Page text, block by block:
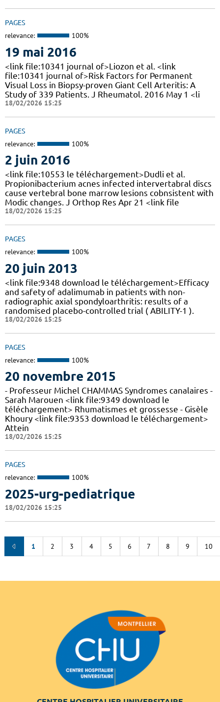
PAGES
relevance: 100%
19 mai 2016
<link file:10341 journal of>Liozon et al. <link
file:10341 journal of>Risk Factors for Permanent
Visual Loss in Biopsy-proven Giant Cell Arteritis: A
Study of 339 Patients. J Rheumatol. 2016 May 1 <li
18/02/2026 15:25
PAGES
relevance: 100%
2 juin 2016
<link file:10553 le téléchargement>Dudli et al.
Propionibacterium acnes infected intervertabral discs
cause vertebral bone marrow lesions cobnsistent with
Modic changes. J Orthop Res Apr 21 <link file
18/02/2026 15:25
PAGES
relevance: 100%
20 juin 2013
<link file:9348 download le téléchargement>Efficacy
and safety of adalimumab in patients with non-
radiographic axial spondyloarthritis: results of a
randomised placebo-controlled trial ( ABILITY-1 ).
18/02/2026 15:25
PAGES
relevance: 100%
20 novembre 2015
- Professeur Michel CHAMMAS Syndromes canalaires -
Sarah Marouen <link file:9349 download le
téléchargement> Rhumatismes et grossesse - Gisèle
Khoury <link file:9353 download le téléchargement>
Attein
18/02/2026 15:25
PAGES
relevance: 100%
2025-urg-pediatrique
18/02/2026 15:25
1 2 3 4 5 6 7 8 9 10